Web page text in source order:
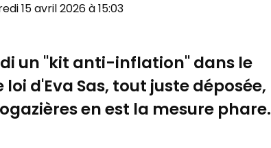
15 avril 2026 à 15:03
un "kit anti-inflation" dans le
d'Eva Sas, tout juste déposée,
en est la mesure phare.